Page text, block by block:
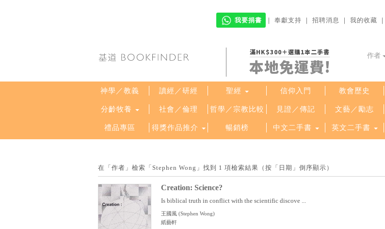
我要捐書 ｜ 奉獻支持 ｜ 招聘消息 ｜ 我的收藏 ｜
滿HK$300＋選購1本二手書
本地免運費!
作者
神學／教義 讀經／研經 聖經 信仰入門 教會歷史
分齡牧養 社會／倫理 哲學／宗教比較 見證／傳記 文藝／勵志
禮品專區 得獎作品推介 暢銷榜 中文二手書 英文二手書
在「作者」檢索「Stephen Wong」找到 1 項檢索結果（按「日期」倒序顯示）
Creation: Science?
Is biblical truth in conflict with the scientific discove ...
王國風 (Stephen Wong)
紙藝軒